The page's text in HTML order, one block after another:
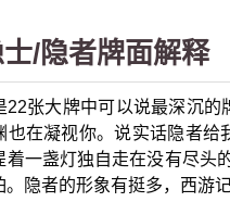
士/隐者牌面解释
22张大牌中可以说最深沉
也在凝视你。说实话隐者给
着一盏灯独自走在没有尽头
。隐者的形象有挺多，西游